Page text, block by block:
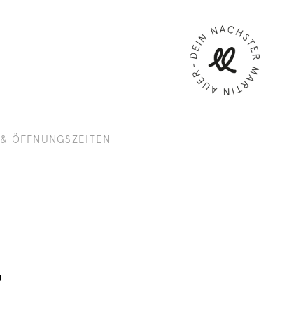
ÖFFNUNGSZEITEN